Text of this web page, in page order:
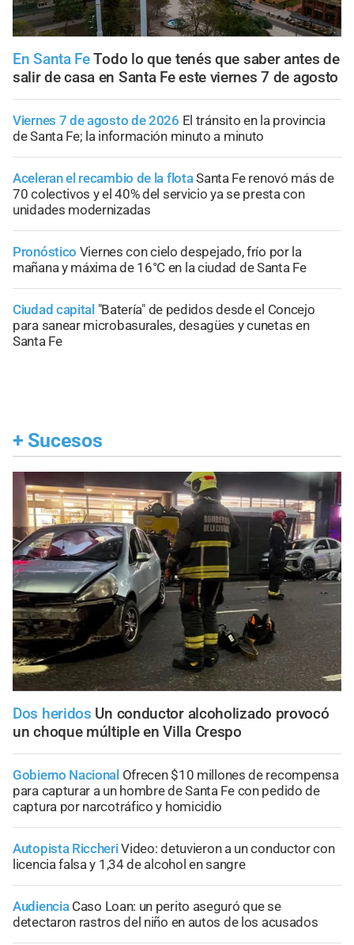
En Santa FeTodo lo que tenés que saber antes de
salir de casa en Santa Fe este viernes 7 de agosto
Viernes 7 de agosto de 2026 El tránsito en la provincia
de Santa Fe; la información minuto a minuto
Aceleran el recambio de la flotaSanta Fe renovó más de
70 colectivos y el 40% del servicio ya se presta con
unidades modernizadas
Pronóstico Viernes con cielo despejado, frío por la
mañana y máxima de 16°C en la ciudad de Santa Fe
Ciudad capital "Batería" de pedidos desde el Concejo
para sanear microbasurales, desagües y cunetas en
Santa Fe
+ Sucesos
Dos heridos Un conductor alcoholizado provocó
un choque múltiple en Villa Crespo
Gobierno Nacional Ofrecen $10 millones de recompensa
para capturar a un hombre de Santa Fe con pedido de
captura por narcotráfico y homicidio
Autopista RiccheriVideo: detuvieron a un conductor con
licencia falsa y 1,34 de alcohol en sangre
Audiencia Caso Loan: un perito aseguró que se
detectaron rastros del niño en autos de los acusados